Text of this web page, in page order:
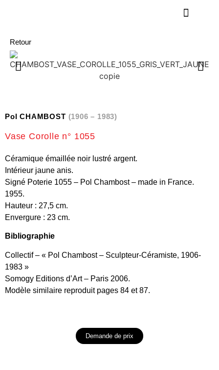
Retour
Pol CHAMBOST (1906 – 1983)
Vase Corolle n° 1055
Céramique émaillée noir lustré argent.
Intérieur jaune anis.
Signé Poterie 1055 – Pol Chambost – made in France.
1955.
Hauteur : 27,5 cm.
Envergure : 23 cm.
Bibliographie
Collectif – « Pol Chambost – Sculpteur-Céramiste, 1906-
1983 »
Somogy Editions d’Art – Paris 2006.
Modèle similaire reproduit pages 84 et 87.
Demande de prix